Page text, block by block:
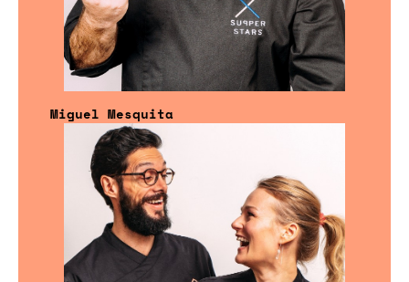
Miguel Mesquita